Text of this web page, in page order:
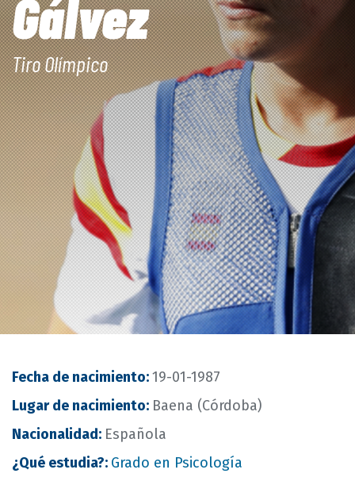
Gálvez
Tiro Olímpico
Fecha de nacimiento:19-01-1987
Lugar de nacimiento: Baena (Córdoba)
Nacionalidad: Española
¿Qué estudia?: Grado en Psicología